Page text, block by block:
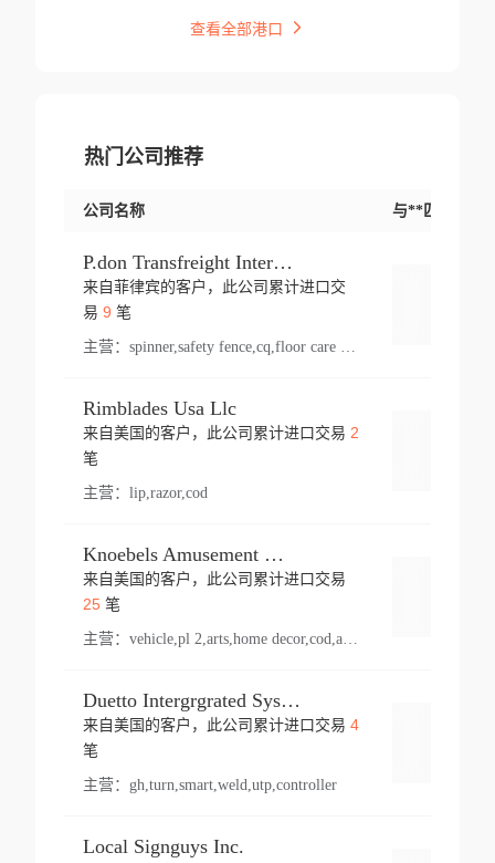
查看全部港口
热门公司推荐
公司名称 与**匹配交易
P.don Transfreight International
来自菲律宾的客户，此公司累计进口交
易 9 笔
主营：
Rimblades Usa Llc
来自美国的客户，此公司累计进口交易 2
笔
主营： lip,razor,cod
Knoebels Amusement Resort
来自美国的客户，此公司累计进口交易
25笔
主营： vehicle,pl 2,arts,home decor,cod,amusement ride,sea
Duetto Intergrgrated Systems Inc.
来自美国的客户，此公司累计进口交易 4
笔
主营： gh,turn,smart,weld,utp,controller
Local Signguys Inc.